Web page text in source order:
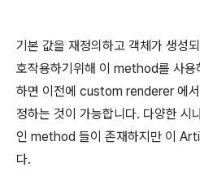
기본 값을 재정의하고 객체가 생성
호작용하기위해 이 method를 사용
하면 이전에 custom renderer 에서
정하는 것이 가능합니다. 다양한 시
인 method 들이 존재하지만 이
다.